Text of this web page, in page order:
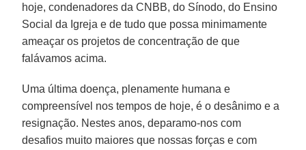
hoje, condenadores da CNBB, do Sínodo, do Ensino
Social da Igreja e de tudo que possa minimamente
ameaçar os projetos de concentração de que
falávamos acima.
Uma última doença, plenamente humana e
compreensível nos tempos de hoje, é o desânimo e a
resignação. Nestes anos, deparamo-nos com
desafios muito maiores que nossas forças e com